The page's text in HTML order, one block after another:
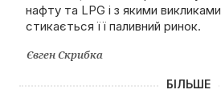
залежності від РФ
нафту та LPG і з якими викликами
стикається її паливний ринок.
Євген Скрибка
БІЛЬШЕ